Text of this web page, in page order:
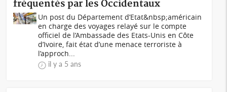
fréquentés par les Occidentaux
Un post du Département d’Etat&nbsp;américain
en charge des voyages relayé sur le compte
officiel de l’Ambassade des Etats-Unis en Côte
d’Ivoire, fait état d’une menace terroriste à
l’approch...
il y a 5 ans